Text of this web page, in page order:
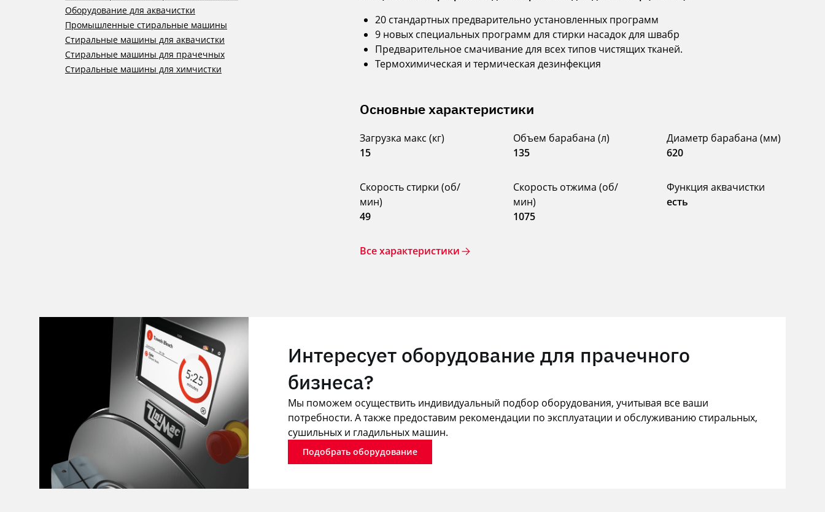
Оборудование для аквачистки
Промышленные стиральные машины
Стиральные машины для аквачистки
Стиральные машины для прачечных
Стиральные машины для химчистки
20 стандартных предварительно установленных программ
9 новых специальных программ для стирки насадок для швабр
Предварительное смачивание для всех типов чистящих тканей.
Термохимическая и термическая дезинфекция
Основные характеристики
Загрузка макс (кг)
15
Объем барабана (л)
135
Диаметр барабана (мм)
620
Скорость стирки (об/
мин)
49
Скорость отжима (об/
мин)
1075
Функция аквачистки
есть
Все характеристики
Интересует оборудование для прачечного
бизнеса?
Мы поможем осуществить индивидуальный подбор оборудования, учитывая все ваши
потребности. А также предоставим рекомендации по эксплуатации и обслуживанию стиральных,
сушильных и гладильных машин.
Подобрать оборудование